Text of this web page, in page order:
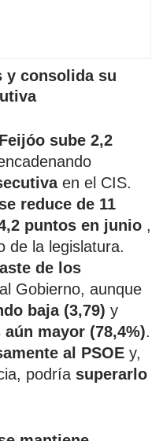
y consolida su
sube 2,2
en el CIS.
reduce de 11
puntos en junio ,
de la legislatura.
de los
Gobierno, aunque
baja (3,79) y
mayor (78,4%).
al PSOE y,
podría superarlo